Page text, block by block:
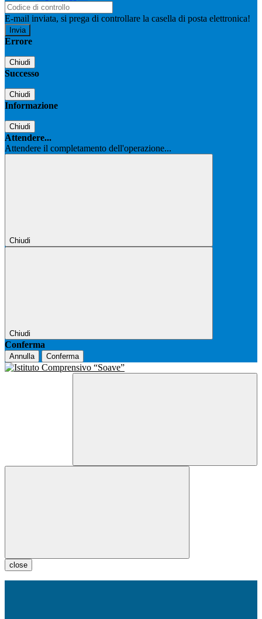
E-mail inviata, si prega di controllare la casella di posta elettronica!
Errore
Chiudi
Successo
Chiudi
Informazione
Chiudi
Attendere...
Attendere il completamento dell'operazione...
Chiudi
Chiudi
Conferma
Annulla Conferma
close